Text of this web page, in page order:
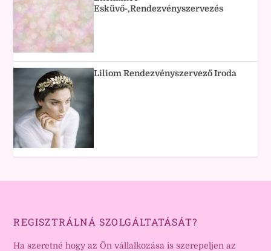
Esküvő-,Rendezvényszervezés
Liliom Rendezvényszervező Iroda
REGISZTRÁLNÁ SZOLGÁLTATÁSÁT?
Ha szeretné hogy az Ön vállalkozása is szerepeljen az